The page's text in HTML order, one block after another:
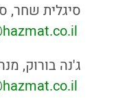
סיגלית שחר,
ג'נה בורוק,